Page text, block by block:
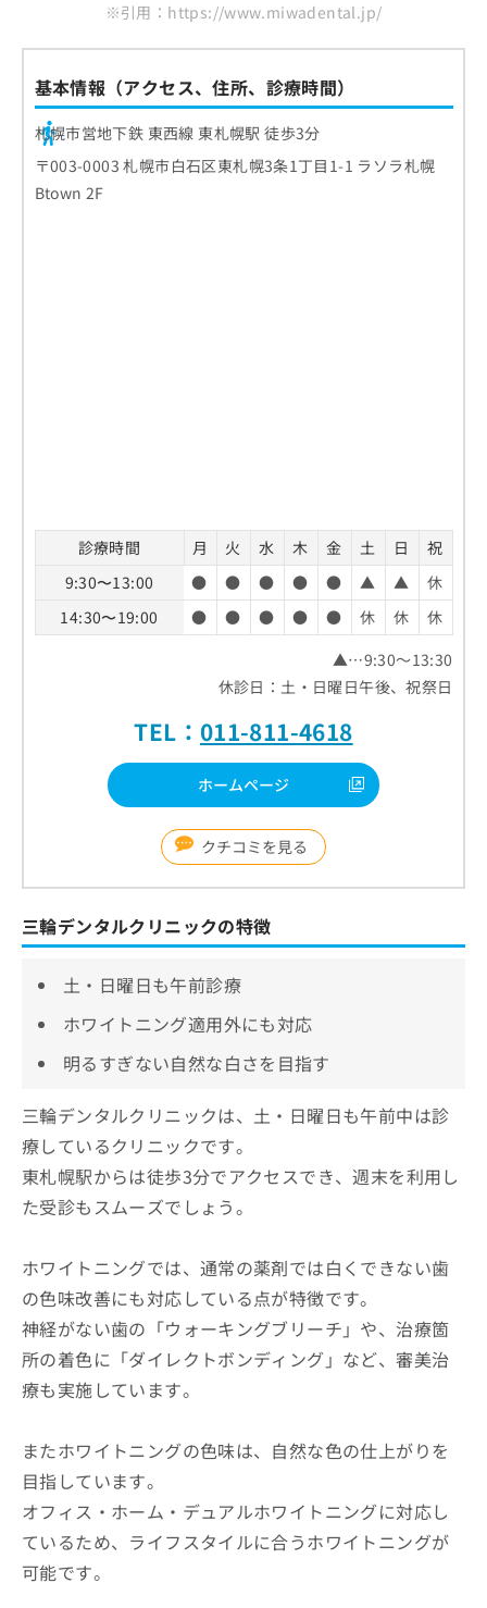
※引用：https://www.miwadental.jp/
基本情報（アクセス、住所、診療時間）
札幌市営地下鉄 東西線 東札幌駅 徒歩3分
〒003-0003 札幌市白石区東札幌3条1丁目1-1 ラソラ札幌
Btown 2F
診療時間 月 火 水 木 金 土 日
祝
9:30〜13:00
● ● ● ● ● ▲ ▲
休
14:30〜19:00
● ● ● ● ● 休 休
休
▲…9:30～13:30
休診日：土・日曜日午後、祝祭日
TEL： 011-811-4618
ホームページ
クチコミを見る
三輪デンタルクリニックの特徴
土・日曜日も午前診療
ホワイトニング適用外にも対応
明るすぎない自然な白さを目指す
三輪デンタルクリニックは、土・日曜日も午前中は診
療しているクリニックです。
東札幌駅からは徒歩3分でアクセスでき、週末を利用し
た受診もスムーズでしょう。
ホワイトニングでは、通常の薬剤では白くできない歯
の色味改善にも対応している点が特徴です。
神経がない歯の「ウォーキングブリーチ」や、治療箇
所の着色に「ダイレクトボンディング」など、審美治
療も実施しています。
またホワイトニングの色味は、自然な色の仕上がりを
目指しています。
オフィス・ホーム・デュアルホワイトニングに対応し
ているため、ライフスタイルに合うホワイトニングが
可能です。